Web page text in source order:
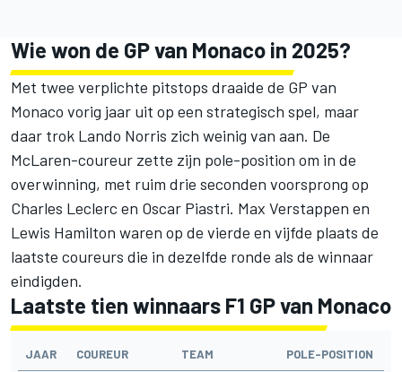
Wie won de GP van Monaco in 2025?
Met twee verplichte pitstops draaide de GP van
Monaco vorig jaar uit op een strategisch spel, maar
daar trok Lando Norris zich weinig van aan. De
McLaren-coureur zette zijn pole-position om in de
overwinning, met ruim drie seconden voorsprong op
Charles Leclerc en Oscar Piastri. Max Verstappen en
Lewis Hamilton waren op de vierde en vijfde plaats de
laatste coureurs die in dezelfde ronde als de winnaar
eindigden.
Laatste tien winnaars F1 GP van Monaco
JAAR COUREUR TEAM POLE-POSITION